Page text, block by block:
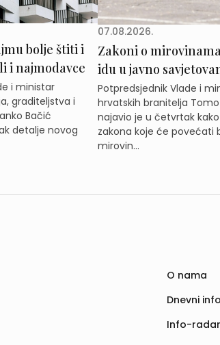
bolje štiti i
i najmodavce
i ministar
graditeljstva i
Bačić
detalje novog
07.08.2026.
Zakoni o
idu u javno
Potpredsjednik Vlade i
hrvatskih branitelja
najavio je u četvrtak
zakona koje će povećati
mirovin...
O nama
Dnevni
Info-radar